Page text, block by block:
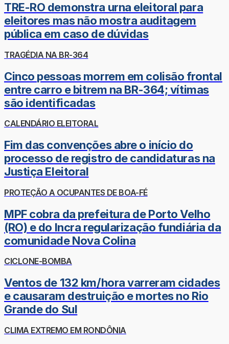
TRE-RO demonstra urna eleitoral para
eleitores mas não mostra auditagem
pública em caso de dúvidas
TRAGÉDIA NA BR-364
Cinco pessoas morrem em colisão frontal
entre carro e bitrem na BR-364; vítimas
são identificadas
CALENDÁRIO ELEITORAL
Fim das convenções abre o início do
processo de registro de candidaturas na
Justiça Eleitoral
PROTEÇÃO A OCUPANTES DE BOA-FÉ
MPF cobra da prefeitura de Porto Velho
(RO) e do Incra regularização fundiária da
comunidade Nova Colina
CICLONE-BOMBA
Ventos de 132 km/hora varreram cidades
e causaram destruição e mortes no Rio
Grande do Sul
CLIMA EXTREMO EM RONDÔNIA